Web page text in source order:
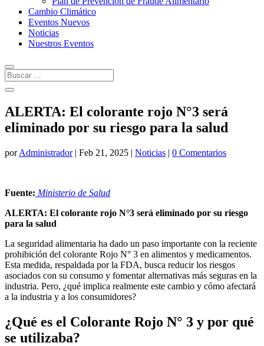
Cambio Climático
Eventos Nuevos
Noticias
Nuestros Eventos
ALERTA: El colorante rojo N°3 será
eliminado por su riesgo para la salud
porAdministrador| Feb 21, 2025 | Noticias | 0 Comentarios
Fuente: Ministerio de Salud
ALERTA: El colorante rojo N°3 será eliminado por su riesgo
para la salud
La seguridad alimentaria ha dado un paso importante con la reciente
prohibición del colorante Rojo N° 3 en alimentos y medicamentos.
Esta medida, respaldada por la FDA, busca reducir los riesgos
asociados con su consumo y fomentar alternativas más seguras en la
industria. Pero, ¿qué implica realmente este cambio y cómo afectará
a la industria y a los consumidores?
¿Qué es el Colorante Rojo N° 3 y por qué
se utilizaba?